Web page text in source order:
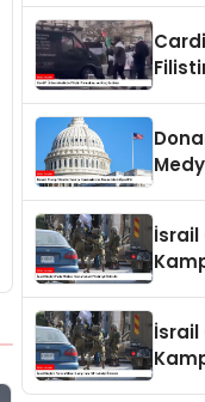
İsrail
İsrail